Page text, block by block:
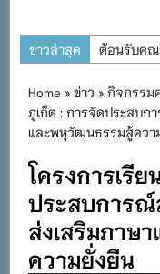
ข่าวล่าสุด
ต้อนรับคณ
การอบรม
แผนปฏิบัติก
พิธีถวายเ
เทียนถวา
พระชนมพ
กรกฎาคม
Home »ข่าว »กิจกรรม
ภูเก็ต : การจัดประสบก
และพหุวัฒนธรรมสู้ควา
โครงการเรี
ประสบการณ์
ส่งเสริมภาษ
ความยั่งยืน